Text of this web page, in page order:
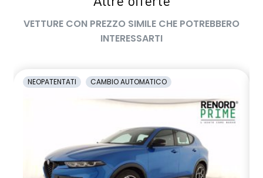
VETTURE CON PREZZO SIMILE CHE POTREBBERO
INTERESSARTI
NEOPATENTATI CAMBIO AUTOMATICO